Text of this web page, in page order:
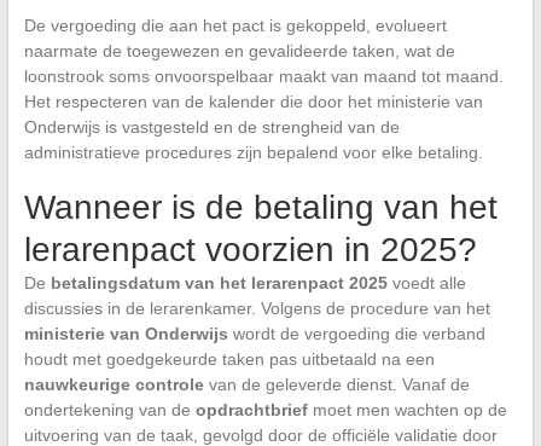
De vergoeding die aan het pact is gekoppeld, evolueert
naarmate de toegewezen en gevalideerde taken, wat de
loonstrook soms onvoorspelbaar maakt van maand tot maand.
Het respecteren van de kalender die door het ministerie van
Onderwijs is vastgesteld en de strengheid van de
administratieve procedures zijn bepalend voor elke betaling.
Wanneer is de betaling van het
lerarenpact voorzien in 2025?
De betalingsdatum van het lerarenpact 2025voedt alle
discussies in de lerarenkamer. Volgens de procedure van het
ministerie van Onderwijs wordt de vergoeding die verband
houdt met goedgekeurde taken pas uitbetaald na een
nauwkeurige controlevan de geleverde dienst. Vanaf de
ondertekening van de opdrachtbriefmoet men wachten op de
uitvoering van de taak, gevolgd door de officiële validatie door